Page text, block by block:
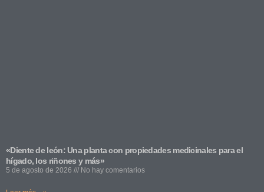
«Diente de león: Una planta con propiedades medicinales para el
hígado, los riñones y más»
5 de agosto de 2026 No hay comentarios